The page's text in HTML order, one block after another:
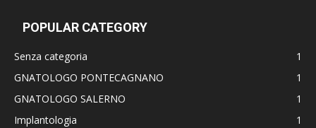
POPULAR CATEGORY
Senza categoria
1
GNATOLOGO PONTECAGNANO
1
GNATOLOGO SALERNO
1
Implantologia
1